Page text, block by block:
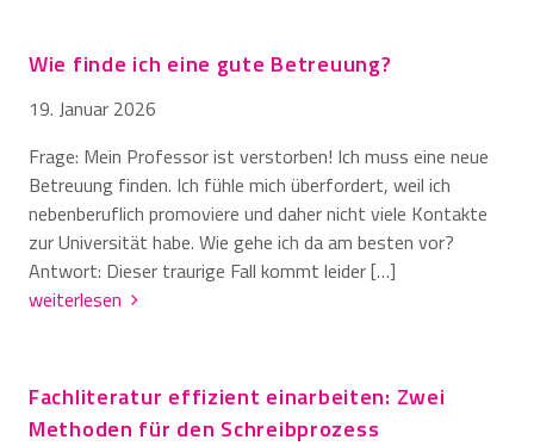
Wie finde ich eine gute Betreuung?
19. Januar 2026
Frage: Mein Professor ist verstorben! Ich muss eine neue
Betreuung finden. Ich fühle mich überfordert, weil ich
nebenberuflich promoviere und daher nicht viele Kontakte
zur Universität habe. Wie gehe ich da am besten vor?
Antwort: Dieser traurige Fall kommt leider […]
weiterlesen
Fachliteratur effizient einarbeiten: Zwei
Methoden für den Schreibprozess